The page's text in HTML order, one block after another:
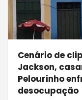
Cenário de
Jackson,
Pelourinho
desocupação